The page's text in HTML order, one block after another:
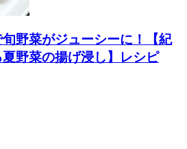
野菜がジューシーに！【紀
野菜の揚げ浸し】レシピ